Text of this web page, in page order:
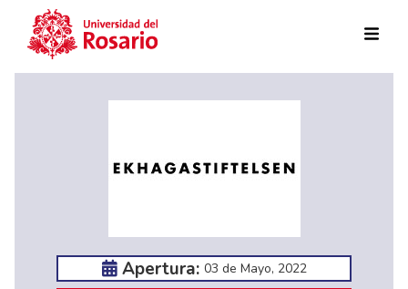
Apertura: 03 de Mayo, 2022